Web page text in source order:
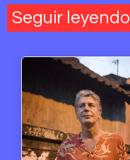
Seguir leyendo